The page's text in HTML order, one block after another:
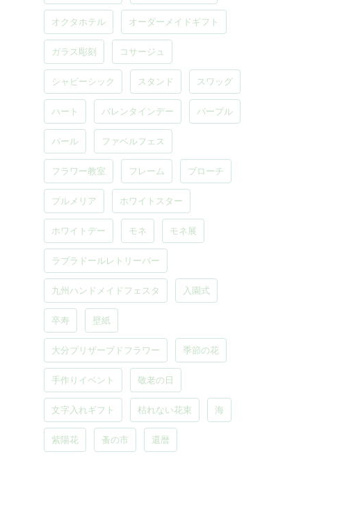
オクタホテル オーダーメイドギフト
ガラス彫刻 コサージュ
シャビーシック スタンド スワッグ
ハート バレンタインデー パープル
パール ファベルフェス
フラワー教室 フレーム ブローチ
プルメリア ホワイトスター
ホワイトデー モネ モネ展
ラブラドールレトリーバー
九州ハンドメイドフェスタ 入園式
卒寿 壁紙
大分プリザーブドフラワー 季節の花
手作りイベント 敬老の日
文字入れギフト 枯れない花束 海
紫陽花 蚤の市 還暦